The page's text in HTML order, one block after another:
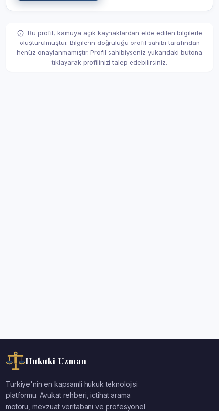
Bu profil, kamuya açık kaynaklardan elde edilen bilgilerle
oluşturulmuştur. Bilgilerin doğruluğu profil sahibi tarafından
henüz onaylanmamıştır. Profil sahibiyseniz yukarıdaki butona
tıklayarak profilinizi talep edebilirsiniz.
Hukuki Uzman
Turkiye'nin en kapsamli hukuk teknolojisi
platformu. Avukat rehberi, ictihat arama
motoru, mevzuat veritabani ve profesyonel